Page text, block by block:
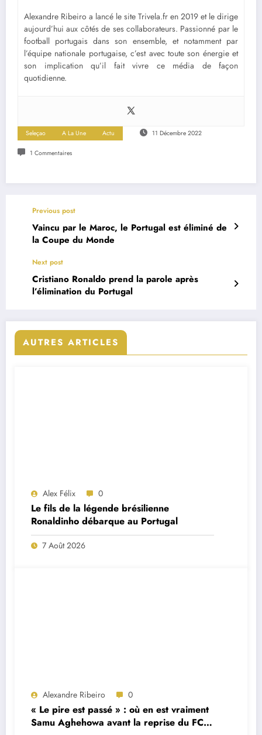
Alexandre Ribeiro a lancé le site Trivela.fr en 2019 et le dirige
aujourd’hui aux côtés de ses collaborateurs. Passionné par le
football portugais dans son ensemble, et notamment par
l’équipe nationale portugaise, c’est avec toute son énergie et
son implication qu’il fait vivre ce média de façon
quotidienne.
Seleçao A La Une Actu 11 Décembre 2022
1 Commentaires
Previous post
Vaincu par le Maroc, le Portugal est éliminé de
la Coupe du Monde
Next post
Cristiano Ronaldo prend la parole après
l’élimination du Portugal
AUTRES ARTICLES
Alex Félix 0
Le fils de la légende brésilienne
Ronaldinho débarque au Portugal
7 Août 2026
Alexandre Ribeiro 0
« Le pire est passé » : où en est vraiment
Samu Aghehowa avant la reprise du FC